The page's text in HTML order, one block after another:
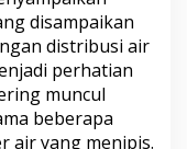
disampaikan
distribusi air
perhatian
muncul
beberapa
air yang menipis.